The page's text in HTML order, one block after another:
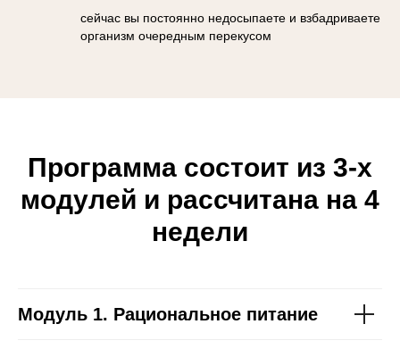
сейчас вы постоянно недосыпаете и взбадриваете
организм очередным перекусом
Программа состоит из 3-х
модулей и рассчитана на 4
недели
Модуль 1. Рациональное питание